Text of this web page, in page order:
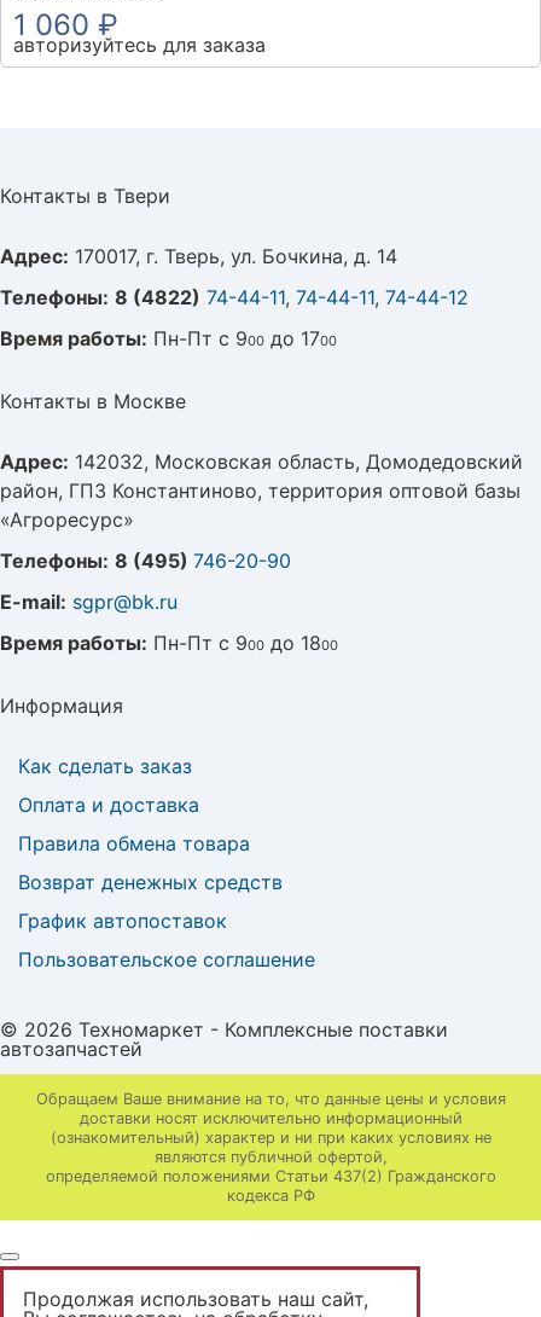
1 060 ₽
авторизуйтесь для заказа
Контакты в Твери
Адрес: 170017, г. Тверь, ул. Бочкина, д. 14
Телефоны: 8 (4822) 74-44-11, 74-44-11, 74-44-12
Время работы: Пн-Пт с 900 до 1700
Контакты в Москве
Адрес: 142032, Московская область, Домодедовский
район, ГПЗ Константиново, территория оптовой базы
«Агроресурс»
Телефоны: 8 (495) 746-20-90
E-mail: sgpr@bk.ru
Время работы: Пн-Пт с 900 до 1800
Информация
Как сделать заказ
Оплата и доставка
Правила обмена товара
Возврат денежных средств
График автопоставок
Пользовательское соглашение
© 2026 Техномаркет - Комплексные поставки
автозапчастей
Обращаем Ваше внимание на то, что данные цены и условия
доставки носят исключительно информационный
(ознакомительный) характер и ни при каких условиях не
являются публичной офертой,
определяемой положениями Статьи 437(2) Гражданского
кодекса РФ
Продолжая использовать наш сайт,
Вы неавторизованы